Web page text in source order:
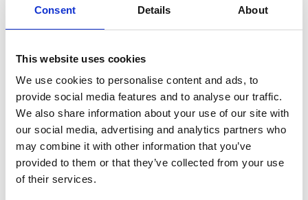
Consent Details About
This website uses cookies
We use cookies to personalise content and ads, to
provide social media features and to analyse our traffic.
We also share information about your use of our site with
our social media, advertising and analytics partners who
may combine it with other information that you’ve
provided to them or that they’ve collected from your use
of their services.